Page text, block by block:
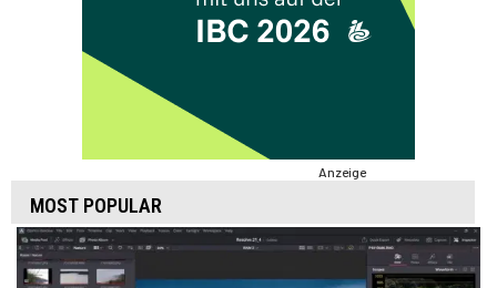
Anzeige
MOST POPULAR